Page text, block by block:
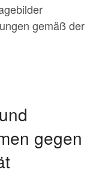
gemäß der
gegen